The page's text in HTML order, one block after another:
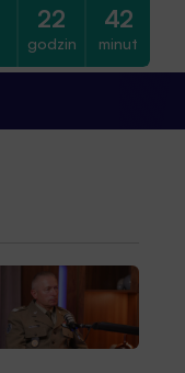
22
godzin
42
minut